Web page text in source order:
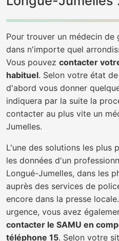
Pour trouver un médecin de
dans n'importe quel
Vous pouvez contacter
habituel. Selon votre état
d'abord vous donner
indiquera par la suite la
contacter au plus vite un
Jumelles.
L'une des solutions les plus
les données d'un
Longué-Jumelles, dans les
auprès des services de
encore dans la presse
urgence, vous avez
contacter le SAMU en
téléphone 15. Selon votre